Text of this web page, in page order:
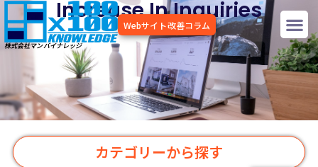
内
容
を
ス
株式会社マンバイナレッジ
Webサイト改善コラム
メ
ニ
ュ
ー
Increase In Inquiries
問合せアップ
カテゴリーから探す